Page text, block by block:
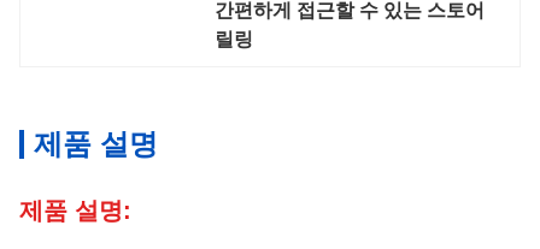
간편하게 접근할 수 있는 스토어
릴링
제품 설명
제품 설명: